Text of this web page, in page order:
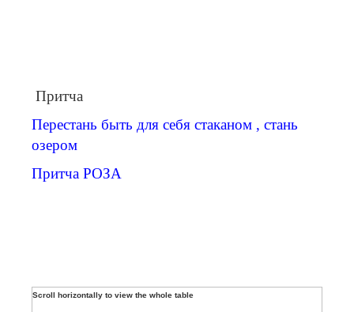
Притча
Перестань быть для себя стаканом , стань
озером
Притча РОЗА